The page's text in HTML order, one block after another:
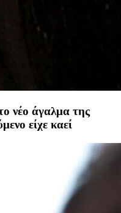
νέο άγαλμα της
είχε καεί